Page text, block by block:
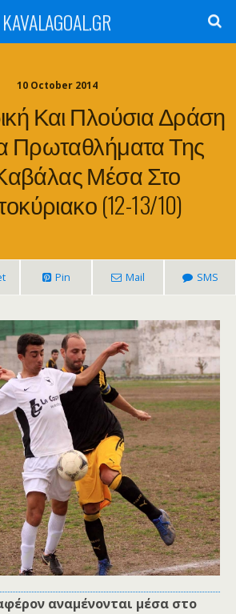
KAVALAGOAL.GR
10 October 2014
Και Πλούσια Δράση
Πρωταθλήματα Της
Μέσα Στο
(12-13/10)
Pin Mail SMS
αναμένονται μέσα στο